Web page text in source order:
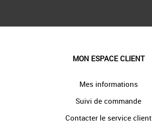
MON ESPACE CLIENT
Mes informations
Suivi de commande
Contacter le service client